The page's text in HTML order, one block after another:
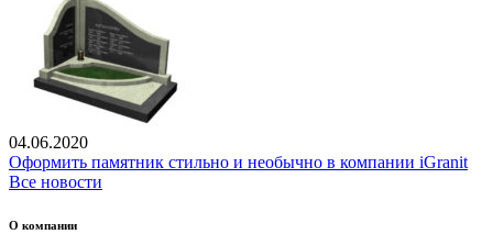
04.06.2020
Оформить памятник стильно и необычно в компании iGranit
Все новости
О компании